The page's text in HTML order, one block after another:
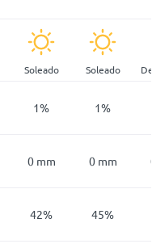
Soleado Soleado
1% 1%
0 mm 0 mm
42% 45%